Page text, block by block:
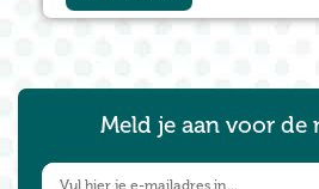
Meld je aan voor de